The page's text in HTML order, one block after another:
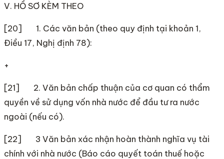
V. HỒ SƠ KÈM THEO
[20] 1. Các văn bản (theo quy định tại khoản 1,
Điều 17, Nghị định 78):
+
[21] 2. Văn bản chấp thuận của cơ quan có thẩm
quyền về sử dụng vốn nhà nước để đầu tư ra nước
ngoài (nếu có).
[22] 3 Văn bản xác nhận hoàn thành nghĩa vụ tài
chính với nhà nước (Báo cáo quyết toán thuế hoặc